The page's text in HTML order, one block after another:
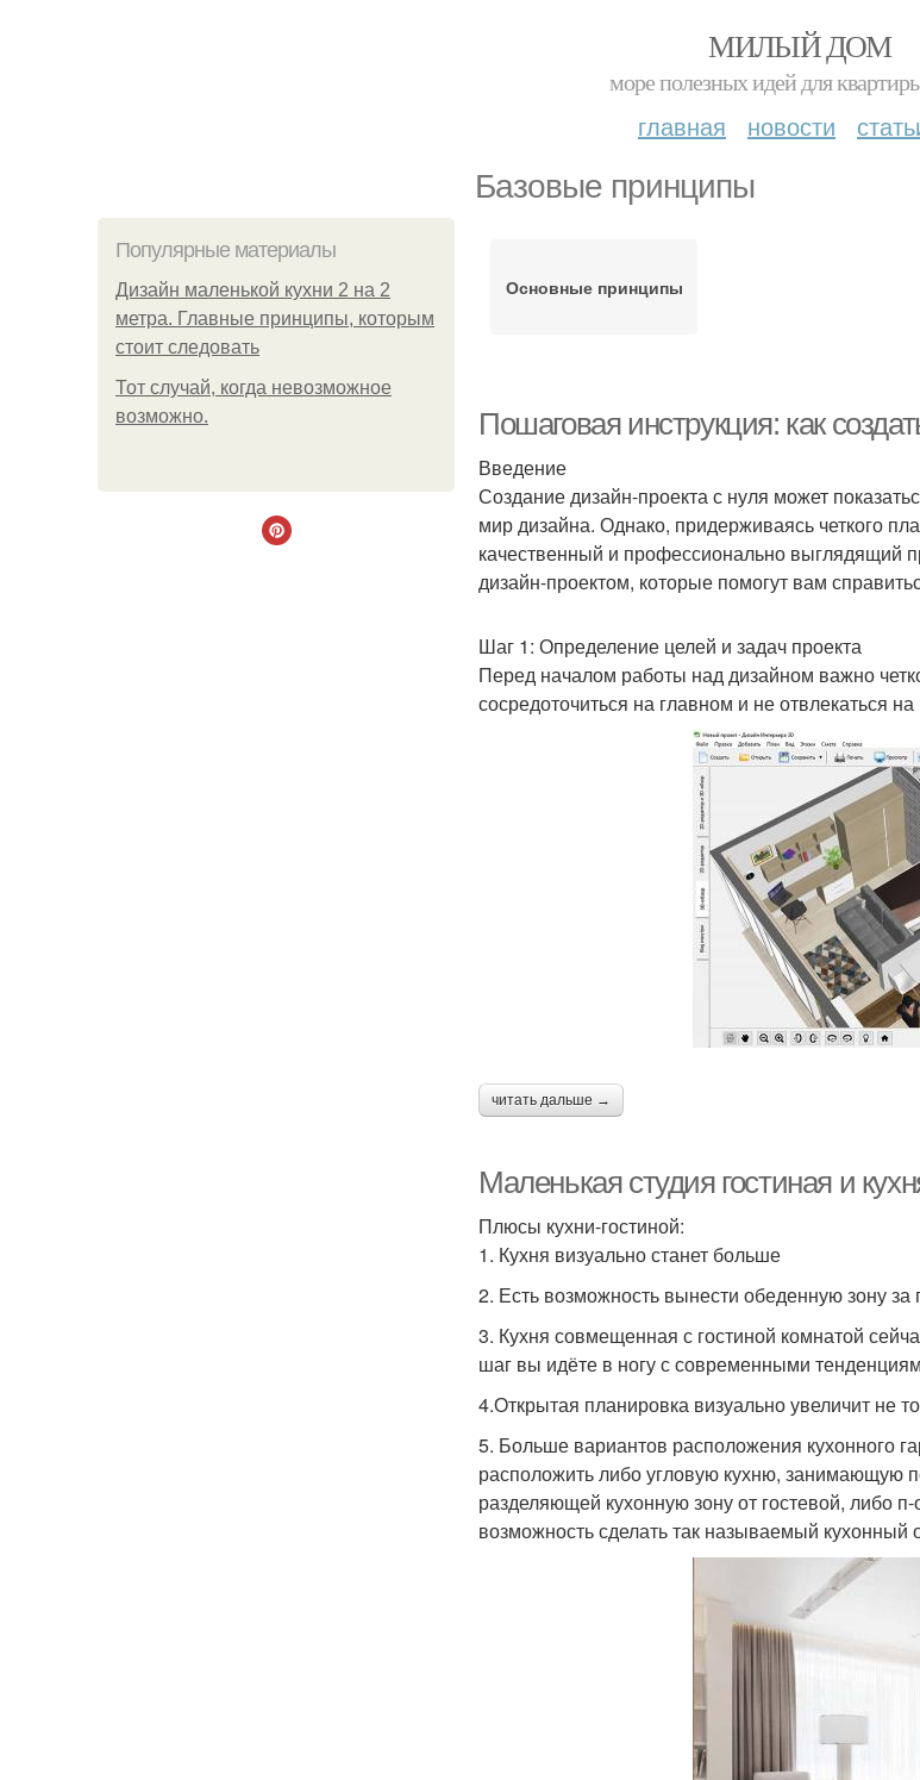
МИЛЫЙ ДОМ
море полезных идей для
главная новости
Базовые принципы
Популярные материалы
Дизайн маленькой кухни 2 на 2
метра. Главные принципы, которым
стоит следовать
Тот случай, когда невозможное
возможно.
Основные принципы
Пошаговая инструкция: как
Введение
Создание дизайн-проекта с нуля может
мир дизайна. Однако, придерживаясь четкого
качественный и профессионально выглядящий
дизайн-проектом, которые помогут вам
Шаг 1: Определение целей и задач проекта
Перед началом работы над дизайном важно
сосредоточиться на главном и не отвлекаться
читать дальше →
Маленькая студия гостиная и
Плюсы кухни-гостиной:
1. Кухня визуально станет больше
2. Есть возможность вынести обеденную зону
3. Кухня совмещенная с гостиной комнатой
шаг вы идёте в ногу с современными
4.Открытая планировка визуально увеличит не
5. Больше вариантов расположения кухонного
расположить либо угловую кухню, занимающую
разделяющей кухонную зону от гостевой, либо
возможность сделать так называемый кухонный